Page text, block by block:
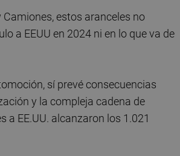
estos aranceles no
a EEUU en 2024 ni en lo que va de
sí prevé consecuencias
y la compleja cadena de
EE.UU. alcanzaron los 1.021